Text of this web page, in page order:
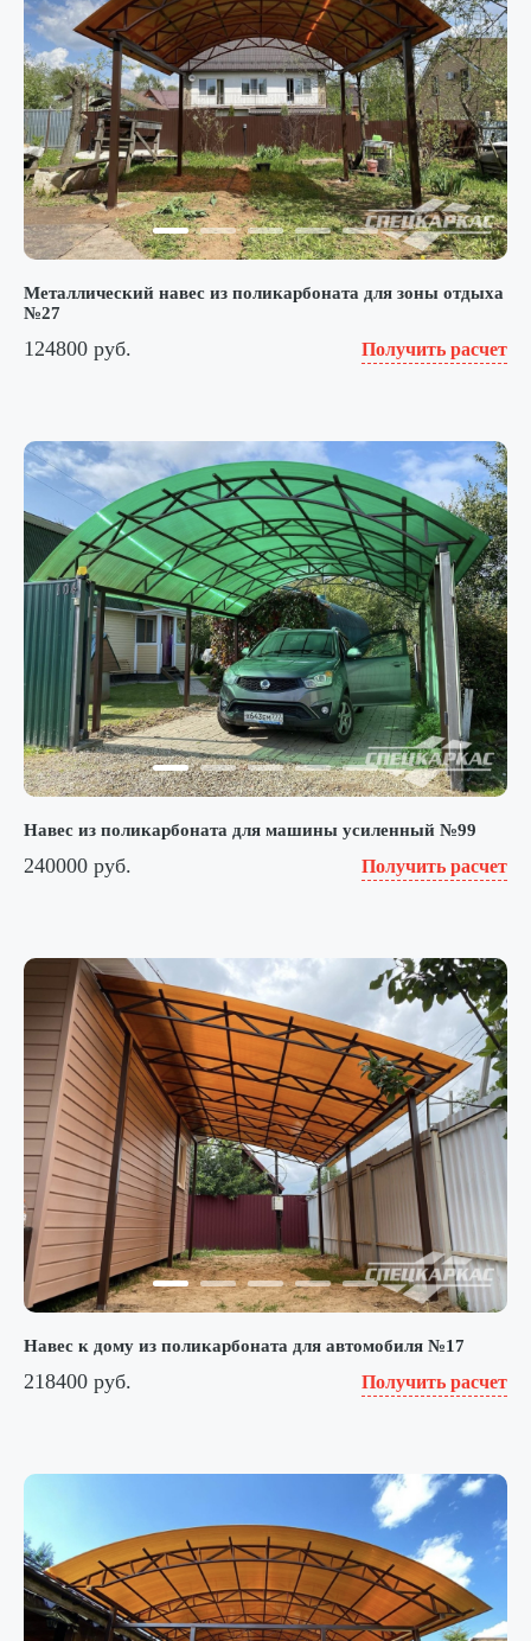
Металлический навес из поликарбоната для зоны отдыха
№27
124800 руб. Получить расчет
Навес из поликарбоната для машины усиленный №99
240000 руб. Получить расчет
Навес к дому из поликарбоната для автомобиля №17
218400 руб. Получить расчет